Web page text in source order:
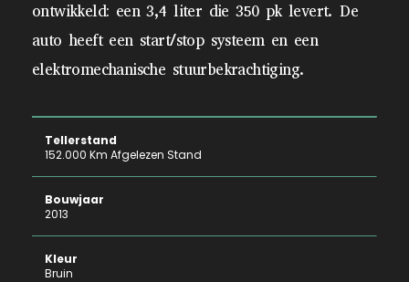
ontwikkeld: een 3,4 liter die 350 pk levert. De
auto heeft een start/stop systeem en een
elektromechanische stuurbekrachtiging.
Tellerstand
152.000 Km Afgelezen Stand
Bouwjaar
2013
Kleur
Bruin